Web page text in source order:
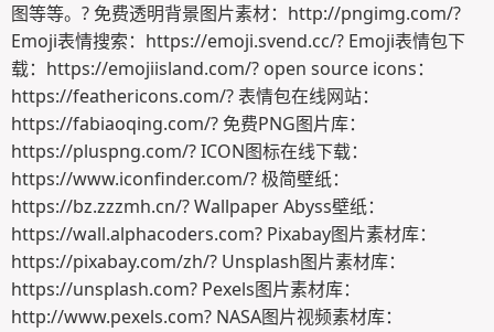
图等等。? 免费透明背景图片素材：http://pngimg.com/?
Emoji表情搜索：https://emoji.svend.cc/? Emoji表情包下
载：https://emojiisland.com/? open source icons：
https://feathericons.com/? 表情包在线网站：
https://fabiaoqing.com/? 免费PNG图片库：
https://pluspng.com/? ICON图标在线下载：
https://www.iconfinder.com/? 极简壁纸：
https://bz.zzzmh.cn/? Wallpaper Abyss壁纸：
https://wall.alphacoders.com? Pixabay图片素材库：
https://pixabay.com/zh/? Unsplash图片素材库：
https://unsplash.com? Pexels图片素材库：
http://www.pexels.com? NASA图片视频素材库：